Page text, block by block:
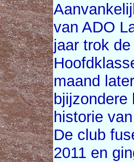
van ADO
jaar trok
maand
bjijzondere
historie
De club
2011 en